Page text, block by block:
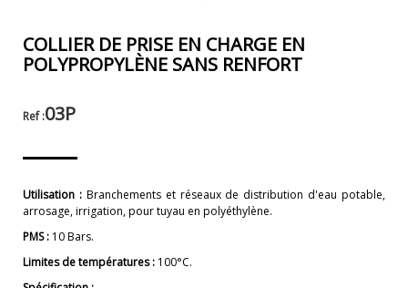
COLLIER DE PRISE EN CHARGE EN
POLYPROPYLÈNE SANS RENFORT
Ref :03P
Utilisation :Branchements et réseaux de distribution d'eau potable,
arrosage, irrigation, pour tuyau en polyéthylène.
PMS : 10 Bars.
Limites de températures : 100°C.